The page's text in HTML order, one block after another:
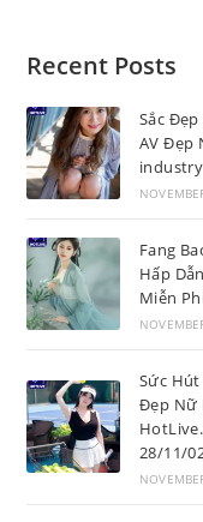
Recent Posts
Sắc
AV Đẹp
Fang
Hấp
Miễn
Sức Hút
Đẹp Nữ
28/11/